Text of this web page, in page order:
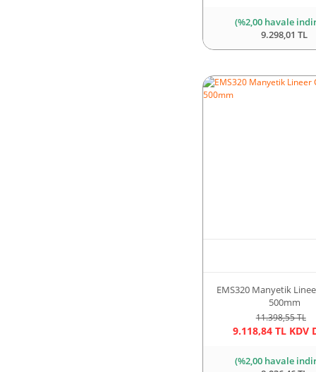
(%2,00 havale
9.298,01 TL
EMS320 Manyetik
500mm
11.398,55 TL
9.118,84 TL KDV
(%2,00 havale